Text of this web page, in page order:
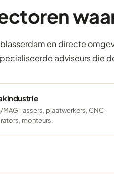
en directe
adviseurs die
MAG-lassers, plaatwerkers, CNC-
monteurs.